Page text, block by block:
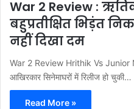
War 2 Review :
बहुप्रतीक्षित भिड़ंत
नहीं दिखा दम
War 2 Review Hrithik Vs Junior
आखिरकार सिनेमाघरों में रिलीज हो चुकी…
Read More »